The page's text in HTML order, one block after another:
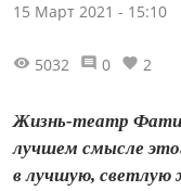
15 Март 2021 - 15:10
5032 0 2
Жизнь-театр
лучшем смысле
в лучшую, светлую